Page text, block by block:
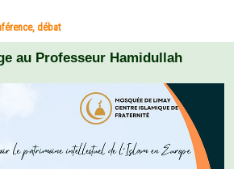
débat
au Professeur Hamidullah